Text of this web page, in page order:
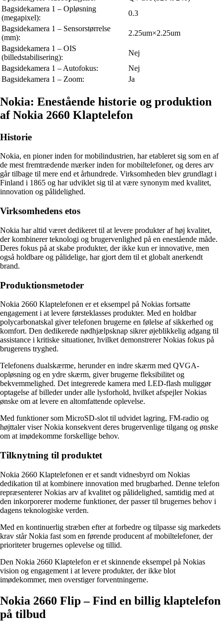
Bagsidekamera 1 – Opløsning
(megapixel):
0.3
Bagsidekamera 1 – Sensorstørrelse
(mm):
2.25um×2.25um
Bagsidekamera 1 – OIS
(billedstabilisering):
Nej
Bagsidekamera 1 – Autofokus:
Nej
Bagsidekamera 1 – Zoom:
Ja
Nokia: Enestående historie og produktion
af Nokia 2660 Klaptelefon
Historie
Nokia, en pioner inden for mobilindustrien, har etableret sig som en af
de mest fremtrædende mærker inden for mobiltelefoner, og deres arv
går tilbage til mere end et århundrede. Virksomheden blev grundlagt i
Finland i 1865 og har udviklet sig til at være synonym med kvalitet,
innovation og pålidelighed.
Virksomhedens etos
Nokia har altid været dedikeret til at levere produkter af høj kvalitet,
der kombinerer teknologi og brugervenlighed på en enestående måde.
Deres fokus på at skabe produkter, der ikke kun er innovative, men
også holdbare og pålidelige, har gjort dem til et globalt anerkendt
brand.
Produktionsmetoder
Nokia 2660 Klaptelefonen er et eksempel på Nokias fortsatte
engagement i at levere førsteklasses produkter. Med en holdbar
polycarbonatskal giver telefonen brugerne en følelse af sikkerhed og
komfort. Den dedikerede nødhjælpsknap sikrer øjeblikkelig adgang til
assistance i kritiske situationer, hvilket demonstrerer Nokias fokus på
brugerens tryghed.
Telefonens dualskærme, herunder en indre skærm med QVGA-
opløsning og en ydre skærm, giver brugerne fleksibilitet og
bekvemmelighed. Det integrerede kamera med LED-flash muliggør
optagelse af billeder under alle lysforhold, hvilket afspejler Nokias
ønske om at levere en altomfattende oplevelse.
Med funktioner som MicroSD-slot til udvidet lagring, FM-radio og
højttaler viser Nokia konsekvent deres brugervenlige tilgang og ønske
om at imødekomme forskellige behov.
Tilknytning til produktet
Nokia 2660 Klaptelefonen er et sandt vidnesbyrd om Nokias
dedikation til at kombinere innovation med brugbarhed. Denne telefon
repræsenterer Nokias arv af kvalitet og pålidelighed, samtidig med at
den inkorporerer moderne funktioner, der passer til brugernes behov i
dagens teknologiske verden.
Med en kontinuerlig stræben efter at forbedre og tilpasse sig markedets
krav står Nokia fast som en førende producent af mobiltelefoner, der
prioriteter brugernes oplevelse og tillid.
Den Nokia 2660 Klaptelefon er et skinnende eksempel på Nokias
vision og engagement i at levere produkter, der ikke blot
imødekommer, men overstiger forventningerne.
Nokia 2660 Flip – Find en billig klaptelefon
på tilbud